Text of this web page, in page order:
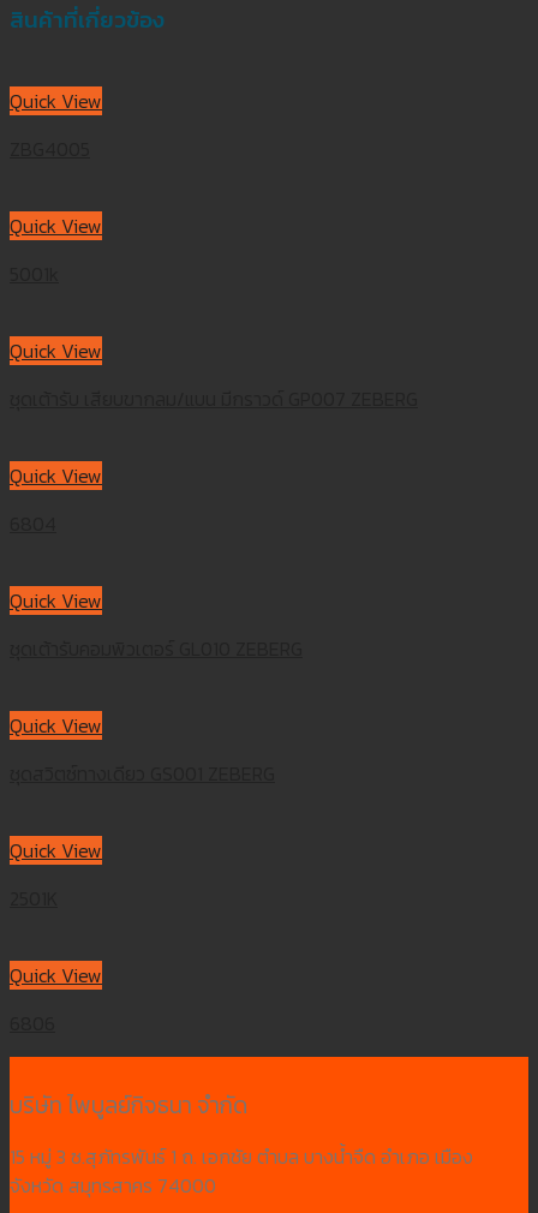
สินค้าที่เกี่ยวข้อง
Quick View
Quick View
Quick View
Quick View
Quick View
Quick View
Quick View
Quick View
บริษัท ไพบูลย์กิจธนา จำกัด
15 หมู่ 3 ซ.สุภัทรพันธ์ 1 ถ. เอกชัย ตำบล บางน้ำจืด อำเภอ เมือง
จังหวัด สมุทรสาคร 74000